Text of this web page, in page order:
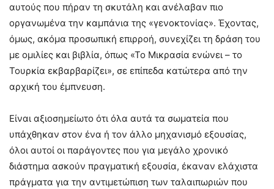
αυτούς που πήραν τη σκυτάλη και ανέλαβαν πιο
οργανωμένα την καμπάνια της «γενοκτονίας». Έχοντας,
όμως, ακόμα προσωπική επιρροή, συνεχίζει τη δράση του
με ομιλίες και βιβλία, όπως «Το Μικρασία ενώνει – το
Τουρκία εκβαρβαρίζει», σε επίπεδα κατώτερα από την
αρχική του έμπνευση.
Είναι αξιοσημείωτο ότι όλα αυτά τα σωματεία που
υπάχθηκαν στον ένα ή τον άλλο μηχανισμό εξουσίας,
όλοι αυτοί οι παράγοντες που για μεγάλο χρονικό
διάστημα ασκούν πραγματική εξουσία, έκαναν ελάχιστα
πράγματα για την αντιμετώπιση των ταλαιπωριών που